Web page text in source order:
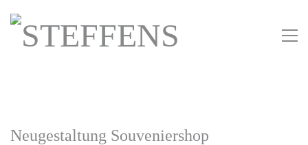
Neugestaltung Souveniershop